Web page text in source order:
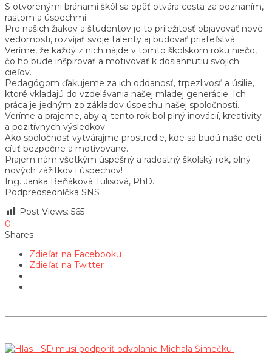
S otvorenými bránami škôl sa opäť otvára cesta za poznaním,
rastom a úspechmi.
Pre našich žiakov a študentov je to príležitosť objavovať nové
vedomosti, rozvíjať svoje talenty aj budovať priateľstvá.
Veríme, že každý z nich nájde v tomto školskom roku niečo,
čo ho bude inšpirovať a motivovať k dosiahnutiu svojich
cieľov.
Pedagógom ďakujeme za ich oddanosť, trpezlivosť a úsilie,
ktoré vkladajú do vzdelávania našej mladej generácie. Ich
práca je jedným zo základov úspechu našej spoločnosti.
Veríme a prajeme, aby aj tento rok bol plný inovácií, kreativity
a pozitívnych výsledkov.
Ako spoločnosť vytvárajme prostredie, kde sa budú naše deti
cítiť bezpečne a motivovane.
Prajem nám všetkým úspešný a radostný školský rok, plný
nových zážitkov i úspechov!
Ing. Janka Beňáková Tulisová, PhD.
Podpredsedníčka SNS
Post Views: 565
0
Shares
Zdieľať na Facebooku
Zdieľať na Twitter